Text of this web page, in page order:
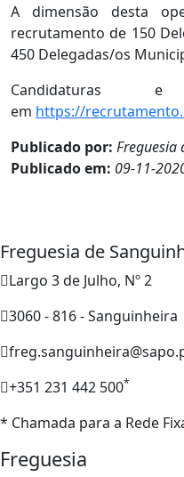
A dimensão desta
recrutamento de 150
450 Delegadas/os
Candidaturas
em https://
Publicado por: Freguesia
Publicado em: 09-11-
Freguesia de
Largo 3 de Julho, Nº 2
3060 - 816 - Sanguinheira
+351 231 442 500*
* Chamada para a Rede
Freguesia